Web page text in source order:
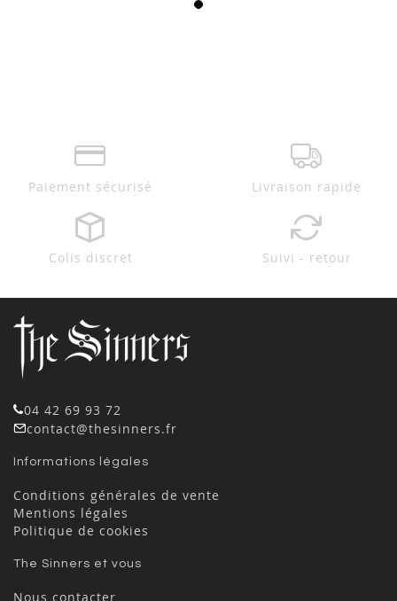
Paiement sécurisé Livraison rapide
Colis discret Suivi - retour
04 42 69 93 72
contact@thesinners.fr
Informations légales
Conditions générales de vente
Mentions légales
Politique de cookies
The Sinners et vous
Nous contacter